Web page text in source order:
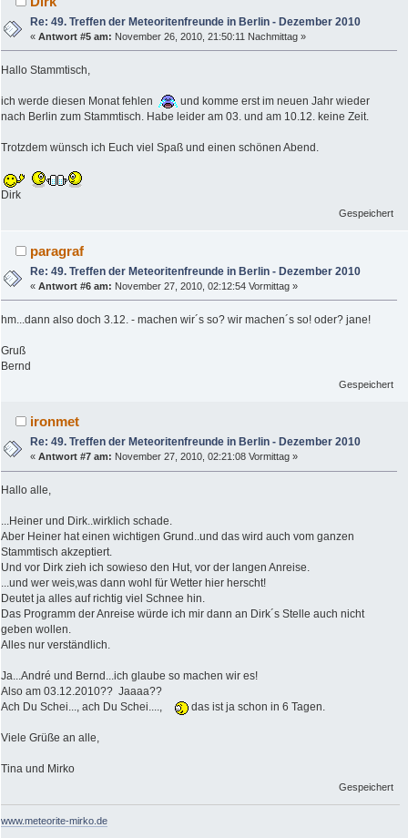
Re: 49. Treffen der Meteoritenfreunde in Berlin - Dezember 2010
«Antwort #5 am: November 26, 2010, 21:50:11 Nachmittag »
Hallo Stammtisch,
ich werde diesen Monat fehlen
und komme erst im neuen Jahr wieder
nach Berlin zum Stammtisch. Habe leider am 03. und am 10.12. keine Zeit.
Trotzdem wünsch ich Euch viel Spaß und einen schönen Abend.
Dirk
Gespeichert
paragraf
Re: 49. Treffen der Meteoritenfreunde in Berlin - Dezember 2010
«Antwort #6 am: November 27, 2010, 02:12:54 Vormittag »
hm...dann also doch 3.12. - machen wir´s so? wir machen´s so! oder? jane!
Gruß
Bernd
Gespeichert
ironmet
Re: 49. Treffen der Meteoritenfreunde in Berlin - Dezember 2010
«Antwort #7 am: November 27, 2010, 02:21:08 Vormittag »
Hallo alle,
...Heiner und Dirk..wirklich schade.
Aber Heiner hat einen wichtigen Grund..und das wird auch vom ganzen
Stammtisch akzeptiert.
Und vor Dirk zieh ich sowieso den Hut, vor der langen Anreise.
...und wer weis,was dann wohl für Wetter hier herscht!
Deutet ja alles auf richtig viel Schnee hin.
Das Programm der Anreise würde ich mir dann an Dirk´s Stelle auch nicht
geben wollen.
Alles nur verständlich.
Ja...André und Bernd...ich glaube so machen wir es!
Also am 03.12.2010?? Jaaaa??
Ach Du Schei..., ach Du Schei....,
das ist ja schon in 6 Tagen.
Viele Grüße an alle,
Tina und Mirko
Gespeichert
www.meteorite-mirko.de